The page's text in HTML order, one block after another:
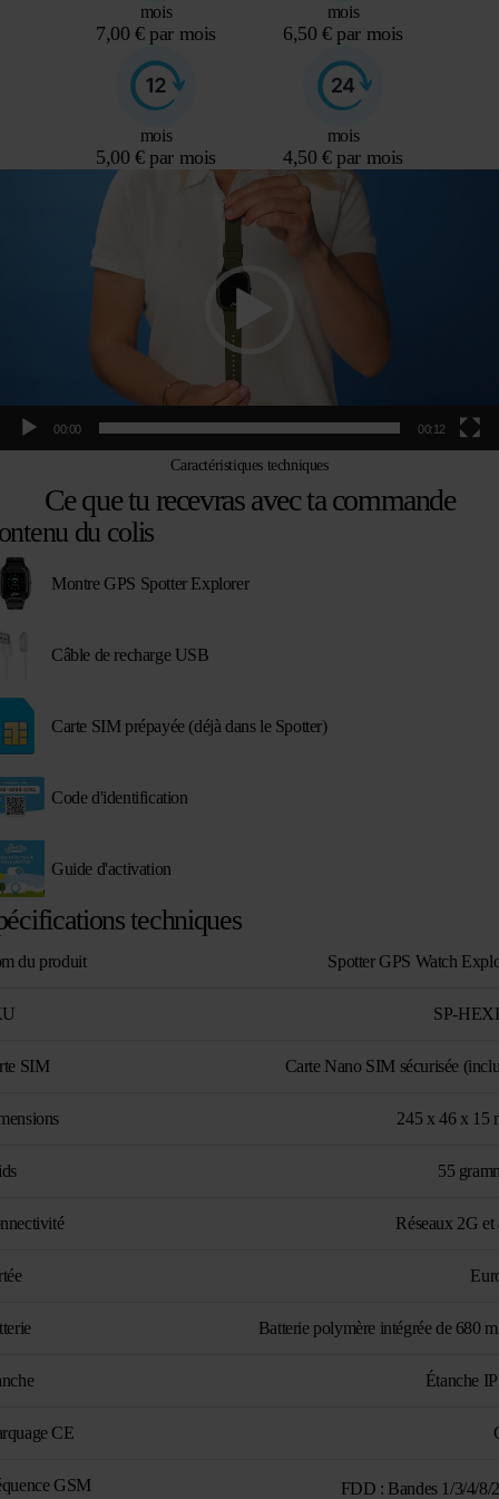
mois
7,00 € par mois
mois
6,50 € par mois
mois
5,00 € par mois
mois
4,50 € par mois
00:00 00:12
Caractéristiques techniques
Ce que tu recevras avec ta commande
techniques
du produit Spotter GPS Watch
SP-
SIM Carte Nano SIM sécurisée
245 x 46 x 15
55
Réseaux 2G et
Batterie polymère intégrée de 680
Étanche
CE
GSM
FDD : Bandes 1/3/4/
du colis
Montre GPS Spotter Explorer
Câble de recharge USB
Carte SIM prépayée (déjà dans le Spotter)
Code d'identification
Guide d'activation